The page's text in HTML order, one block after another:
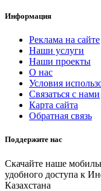
Информация
Реклама на сайте
Наши услуги
Наши проекты
О нас
Условия
Связаться с нами
Карта сайта
Обратная связь
Поддержите нас
Скачайте наше
удобного доступа к
Казахстана